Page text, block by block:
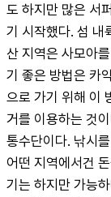
도 하지만 많은 서
기 시작했다. 섬 내
산 지역은 사모아
기 좋은 방법은 카
으로 가기 위해 이
거를 이용하는 것
통수단이다. 낚시
어떤 지역에서건
기는 하지만 가능